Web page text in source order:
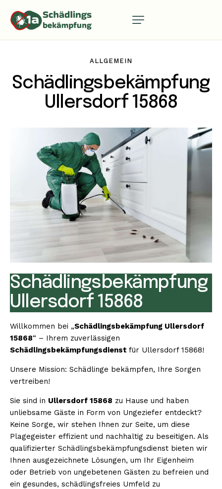
ALLGEMEIN
Schädlingsbekämpfung
Ullersdorf 15868
Schädlingsbekämpfung
Ullersdorf 15868
Willkommen bei „Schädlingsbekämpfung Ullersdorf
15868“ – Ihrem zuverlässigen
Schädlingsbekämpfungsdienst für Ullersdorf 15868!
Unsere Mission: Schädlinge bekämpfen, Ihre Sorgen
vertreiben!
Sie sind in Ullersdorf 15868 zu Hause und haben
unliebsame Gäste in Form von Ungeziefer entdeckt?
Keine Sorge, wir stehen Ihnen zur Seite, um diese
Plagegeister effizient und nachhaltig zu beseitigen. Als
qualifizierter Schädlingsbekämpfungsdienst bieten wir
Ihnen ausgezeichnete Lösungen, um Ihr Eigenheim
oder Betrieb von ungebetenen Gästen zu befreien und
ein gesundes, schädlingsfreies Umfeld zu